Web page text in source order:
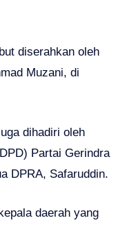
diserahkan oleh
Muzani, di
dihadiri oleh
Partai Gerindra
DPRA, Safaruddin.
daerah yang